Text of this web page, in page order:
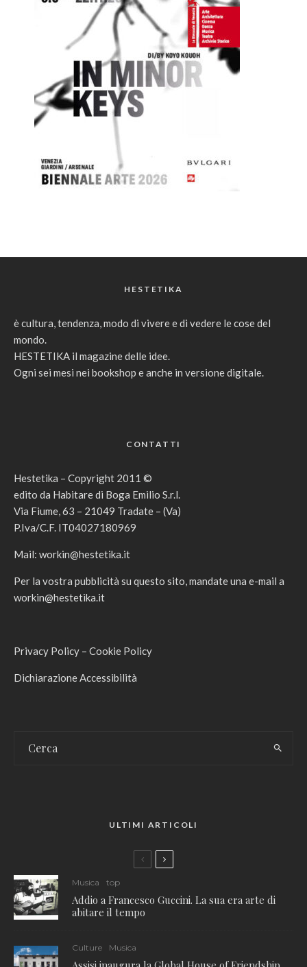
HESTETIKA
è cultura, tendenza, modo di vivere e di vedere le cose del
mondo.
HESTETIKA il magazine delle idee.
Ogni sei mesi nei bookshop e anche in versione digitale.
CONTATTI
Hestetika – Copyright 2011 ©
edito da Habitare di Boga Emilio S.r.l.
Via Fiume, 63 – 21049 Tradate – (Va)
P.Iva/C.F. IT04027180969
Mail: workin@hestetika.it
Per la vostra pubblicità su questo sito, mandate una e-mail a
workin@hestetika.it
Privacy Policy – Cookie Policy
Dichiarazione Accessibilità
ULTIMI ARTICOLI
Musica top
Addio a Francesco Guccini. La sua era arte di
abitare il tempo
Culture Musica